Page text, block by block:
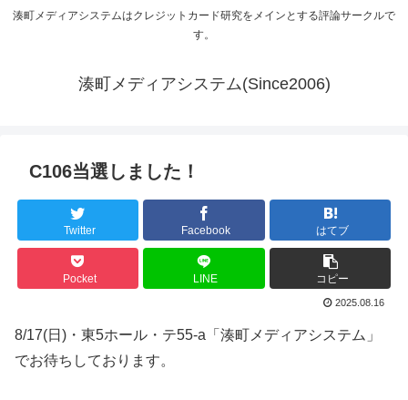
湊町メディアシステムはクレジットカード研究をメインとする評論サークルで
す。
湊町メディアシステム(Since2006)
C106当選しました！
Twitter Facebook はてブ
Pocket LINE コピー
2025.08.16
8/17(日)・東5ホール・テ55-a「湊町メディアシステム」
でお待ちしております。